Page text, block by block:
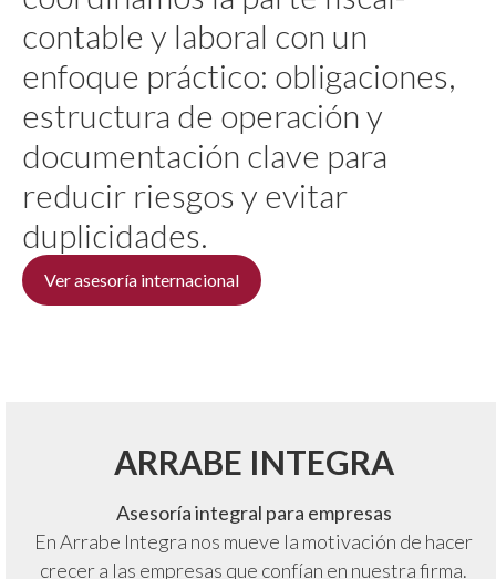
contable y laboral con un
enfoque práctico: obligaciones,
estructura de operación y
documentación clave para
reducir riesgos y evitar
duplicidades.
Ver asesoría internacional
ARRABE INTEGRA
Asesoría integral para empresas
En Arrabe Integra nos mueve la motivación de hacer
crecer a las empresas que confían en nuestra firma.